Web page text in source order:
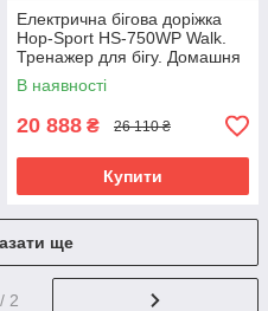
Електрична бігова доріжка
Hop-Sport HS-750WP Walk.
Тренажер для бігу. Домашня
бігова доріжка
В наявності
20 888 ₴ 26 110 ₴
Купити
ще
/ 2